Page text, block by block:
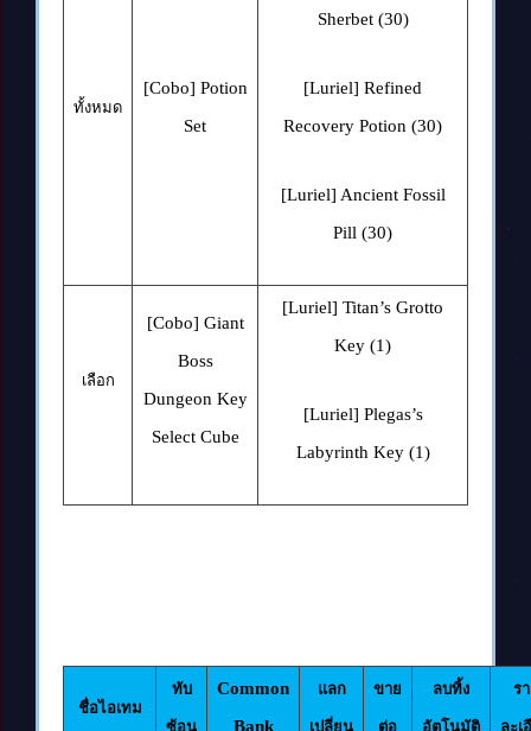
ทั้งหมด
[Cobo] Potion
Set
Sherbet (30)
[Luriel] Refined
Recovery Potion (30)
[Luriel] Ancient Fossil
Pill (30)
เลือก
[Cobo] Giant
Boss
Dungeon Key
Select Cube
[Luriel] Titan’s Grotto
Key (1)
[Luriel] Plegas’s
Labyrinth Key (1)
ชื่อไอเทม
ทับ
ซ้อน
Common
Bank
แลก
เปลี่ยน
ขาย
ต่อ
ลบทิ้ง
อัตโนมัติ
ร
ละเ